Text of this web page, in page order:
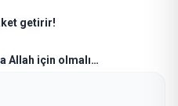
getirir!
Allah için olmalı…